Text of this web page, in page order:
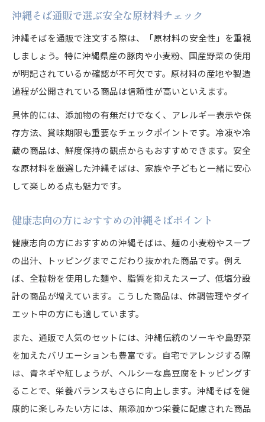
沖縄そば通販で選ぶ安全な原材料チェック
沖縄そばを通販で注文する際は、「原材料の安全性」を重視
しましょう。特に沖縄県産の豚肉や小麦粉、国産野菜の使用
が明記されているか確認が不可欠です。原材料の産地や製造
過程が公開されている商品は信頼性が高いといえます。
具体的には、添加物の有無だけでなく、アレルギー表示や保
存方法、賞味期限も重要なチェックポイントです。冷凍や冷
蔵の商品は、鮮度保持の観点からもおすすめできます。安全
な原材料を厳選した沖縄そばは、家族や子どもと一緒に安心
して楽しめる点も魅力です。
健康志向の方におすすめの沖縄そばポイント
健康志向の方におすすめの沖縄そばは、麺の小麦粉やスープ
の出汁、トッピングまでこだわり抜かれた商品です。例え
ば、全粒粉を使用した麺や、脂質を抑えたスープ、低塩分設
計の商品が増えています。こうした商品は、体調管理やダイ
エット中の方にも適しています。
また、通販で人気のセットには、沖縄伝統のソーキや島野菜
を加えたバリエーションも豊富です。自宅でアレンジする際
は、青ネギや紅しょうが、ヘルシーな島豆腐をトッピングす
ることで、栄養バランスもさらに向上します。沖縄そばを健
康的に楽しみたい方には、無添加かつ栄養に配慮された商品